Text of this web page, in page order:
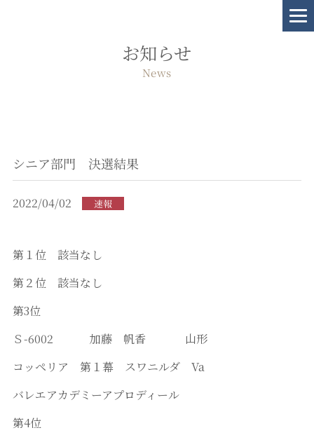
お知らせ
News
シニア部門 決選結果
2022/04/02 速報
第１位 該当なし
第２位 該当なし
第3位
Ｓ-6002 加藤 帆香 山形
コッペリア 第１幕 スワニルダ Va
バレエアカデミーアプロディール
第4位